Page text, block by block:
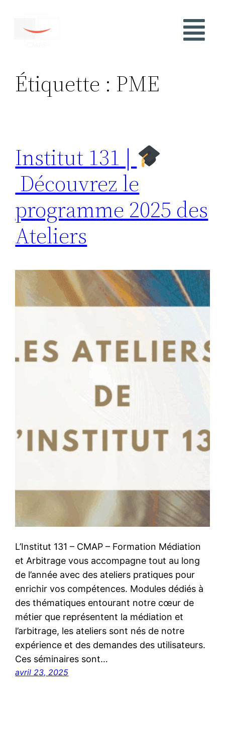
Étiquette : PME
Institut 131 |
Découvrez le
programme 2025 des
Ateliers
L’Institut 131 – CMAP – Formation Médiation
et Arbitrage vous accompagne tout au long
de l’année avec des ateliers pratiques pour
enrichir vos compétences. Modules dédiés à
des thématiques entourant notre cœur de
métier que représentent la médiation et
l’arbitrage, les ateliers sont nés de notre
expérience et des demandes des utilisateurs.
Ces séminaires sont…
avril 23, 2025